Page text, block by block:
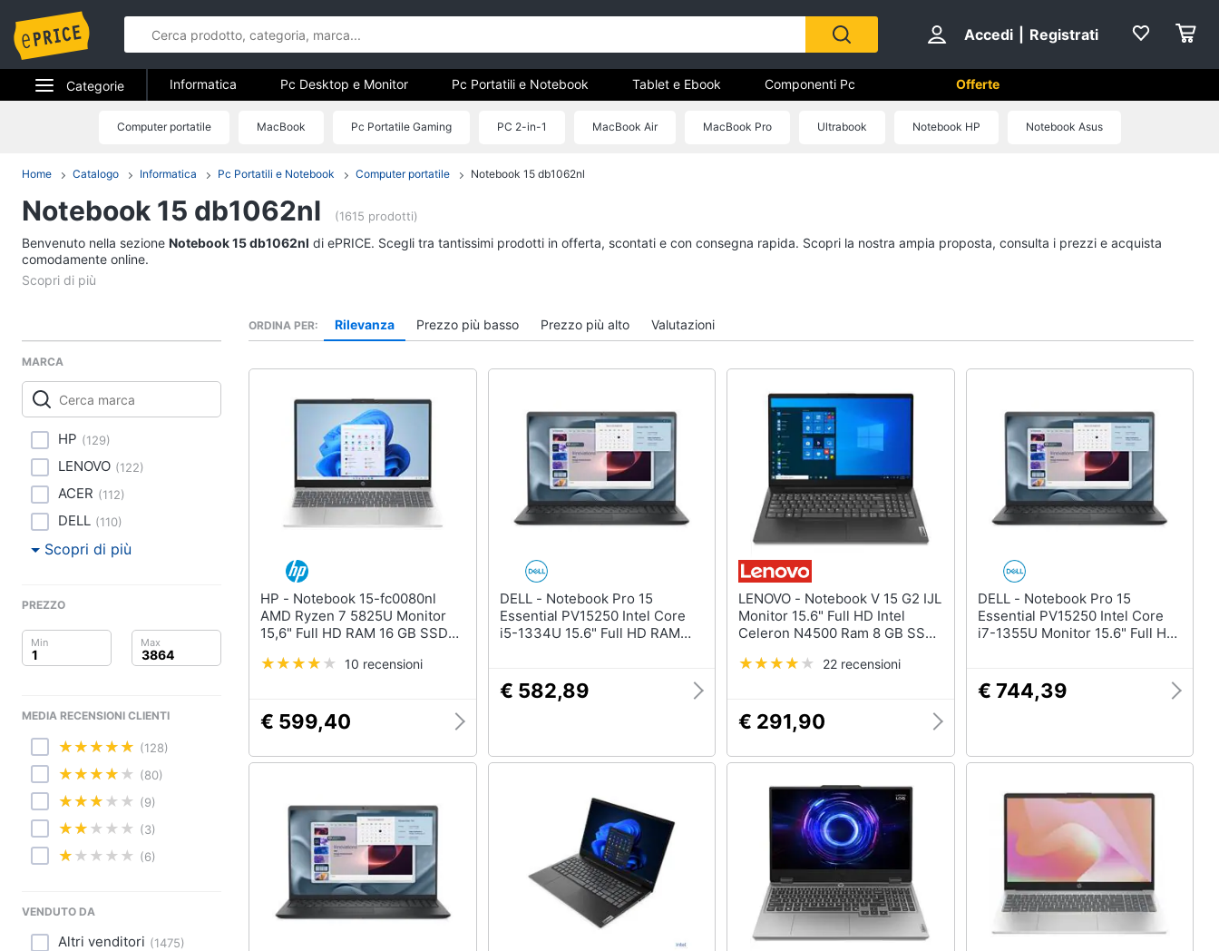
Accedi Registrati
Categorie
Elettrodomestici
Telefonia
Tv e Home Cinema
Smart home
Clima
Arredo
Brico e Giardinaggio
Salute e igiene
Prima infanzia
Abbigliamento
Animali
Libri, cd e dvd
Informatica
Pc Desktop e Monitor
Computer fisso
Vedi tutti
Pc Portatili e Notebook
Vedi tutti Vedi tutti
Stampanti
Stampanti 3D
Scanner
Stampanti laser
Vedi tutti
Hard disk
Hard disk esterno
Vedi tutti Vedi tutti
Automazione casa
Telecamera wifi
Telecamere videosorveglianza
Termostato wifi
Videocitofono
Vedi tutti
Accessori informatica
Webcam
Informatica Pc Desktop e Monitor Pc Portatili e Notebook Tablet e Ebook Componenti Pc Offerte
Computer portatile MacBook Pc Portatile Gaming PC 2-in-1 MacBook Air MacBook Pro Ultrabook Notebook HP Notebook Asus
Home Catalogo Informatica Pc Portatili e Notebook Computer portatile Notebook 15 db1062nl
Notebook 15 db1062nl (1615 prodotti)
Benvenuto nella sezione Notebook 15 db1062nl di ePRICE. Scegli tra tantissimi prodotti in offerta, scontati e con consegna rapida. Scopri la nostra ampia proposta, consulta i prezzi e acquista
comodamente online.
MARCA
HP (129)
LENOVO (122)
ACER (112)
DELL (110)
Scopri di più
PREZZO
MEDIA RECENSIONI CLIENTI
(128)
(80)
(9)
(3)
(6)
VENDUTO DA
Altri venditori (1475)
ORDINA PER Rilevanza Prezzo più basso Prezzo più alto Valutazioni
HP - Notebook 15-fc0080nl
AMD Ryzen 7 5825U Monitor
15,6" Full HD RAM 16 GB SSD
10 recensioni
€ 599,40
DELL - Notebook Pro 15
Essential PV15250 Intel Core
i5-1334U 15.6" Full HD RAM
€ 582,89
LENOVO - Notebook V 15 G2 IJL
Monitor 15.6" Full HD Intel
Celeron N4500 Ram 8 GB SSD
Home
22 recensioni
€ 291,90
DELL - Notebook Pro 15
Essential PV15250 Intel Core
i7-1355U Monitor 15.6" Full HD
€ 744,39